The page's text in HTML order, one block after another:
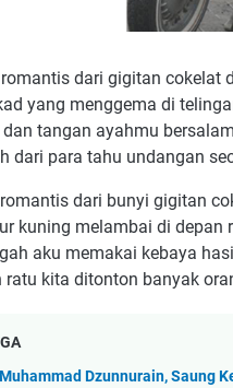
dari gigitan cokelat
yang menggema di
tangan ayahmu
dari para tahu undangan
dari bunyi gigitan
kuning melambai di depan
aku memakai kebaya
ratu kita ditonton banyak
Dzunnurain, Saung